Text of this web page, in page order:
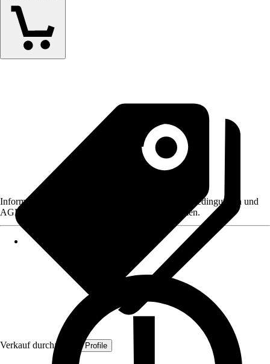
Verkauf durch: Quest Profile
Informationen des Verkäufers, wie z. B. Rückgabebedingungen und
AGB, finden Sie bei Klick auf den Verkäufernamen.